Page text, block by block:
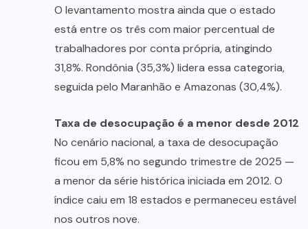
O levantamento mostra ainda que o estado
está entre os três com maior percentual de
trabalhadores por conta própria, atingindo
31,8%. Rondônia (35,3%) lidera essa categoria,
seguida pelo Maranhão e Amazonas (30,4%).
Taxa de desocupação é a menor desde 2012
No cenário nacional, a taxa de desocupação
ficou em 5,8% no segundo trimestre de 2025 —
a menor da série histórica iniciada em 2012. O
índice caiu em 18 estados e permaneceu estável
nos outros nove.